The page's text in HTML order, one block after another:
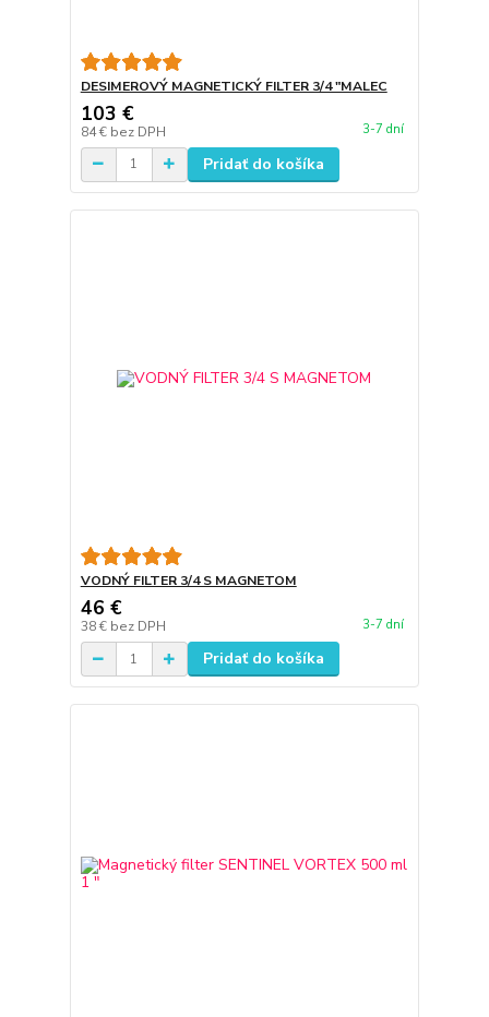
DESIMEROVÝ MAGNETICKÝ FILTER 3/4 "MALEC
103 €
84 € bez DPH 3-7 dní
Pridať do košíka
VODNÝ FILTER 3/4 S MAGNETOM
46 €
38 € bez DPH 3-7 dní
Pridať do košíka